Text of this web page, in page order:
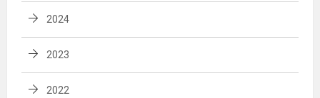
2024
2023
2022